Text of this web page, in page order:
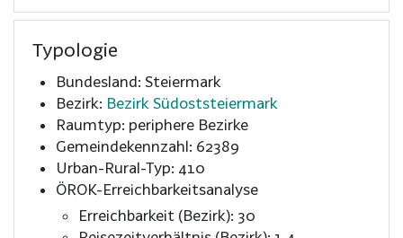
Typologie
Bundesland: Steiermark
Bezirk: Bezirk Südoststeiermark
Raumtyp: periphere Bezirke
Gemeindekennzahl: 62389
Urban-Rural-Typ: 410
ÖROK-Erreichbarkeitsanalyse
Erreichbarkeit (Bezirk): 30